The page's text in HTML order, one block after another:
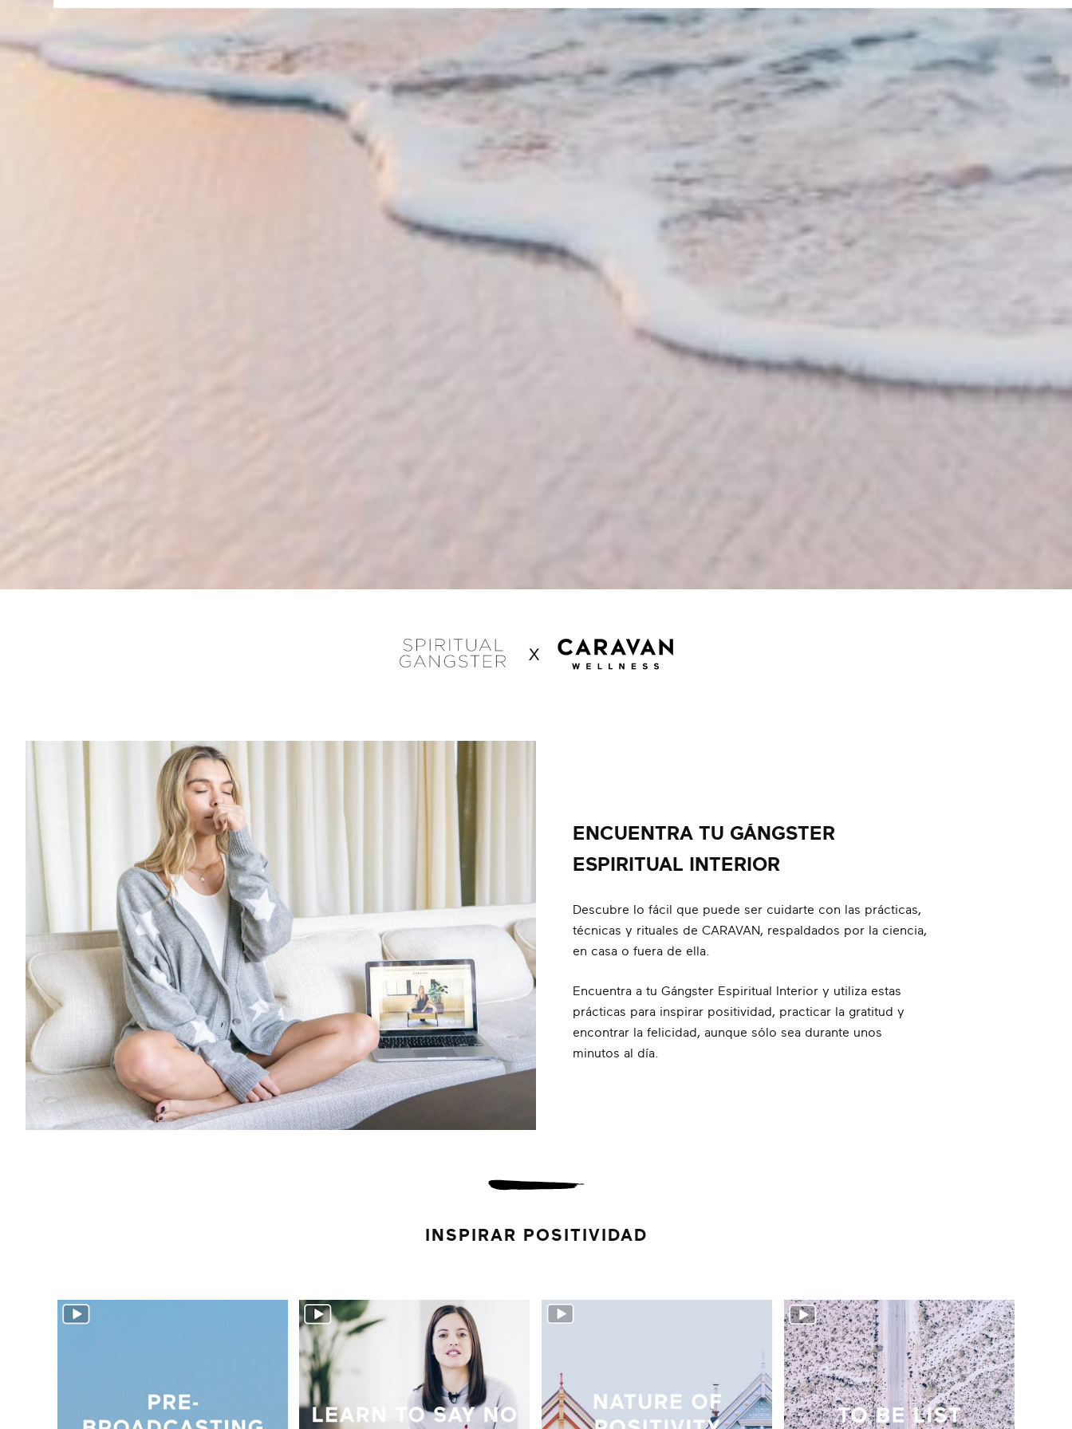
ENCUENTRA TU GÁNGSTER
ESPIRITUAL INTERIOR
Descubre lo fácil que puede ser cuidarte con las prácticas,
técnicas y rituales de CARAVAN, respaldados por la ciencia,
en casa o fuera de ella.
Encuentra a tu Gángster Espiritual Interior y utiliza estas
prácticas para inspirar positividad, practicar la gratitud y
encontrar la felicidad, aunque sólo sea durante unos
minutos al día.
INSPIRAR POSITIVIDAD